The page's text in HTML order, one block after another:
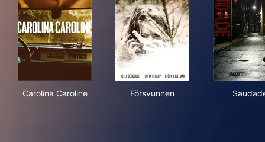
Carolina Caroline Försvunnen